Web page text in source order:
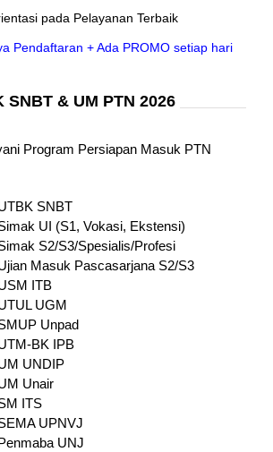
pada Pelayanan Terbaik
Pendaftaran + Ada PROMO setiap hari
SNBT & UM PTN 2026
Program Persiapan Masuk PTN
SNBT
UI (S1, Vokasi, Ekstensi)
S2/S3/Spesialis/Profesi
Masuk Pascasarjana S2/S3
ITB
UGM
Unpad
BK IPB
UNDIP
Unair
ITS
UPNVJ
UNJ